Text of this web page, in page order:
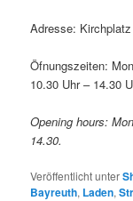
Adresse:
Öfnungszeiten:
10.30 Uhr – 14.30
Opening hours:
14.30.
Veröffentlicht unter
Bayreuth, Laden,